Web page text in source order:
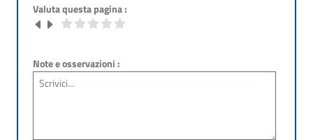
Valuta questa pagina :
Note e osservazioni :